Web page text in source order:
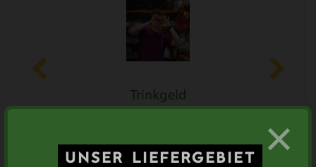
UNSER LIEFERGEBIET ×
Trinkgeld